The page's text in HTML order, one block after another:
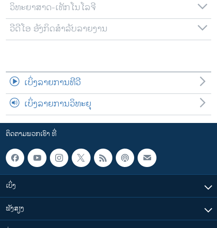
ວິທະຍາສາດ-ເທັກໂນໂລຈີ
ວີດີໂອ ອັງກິດສຳລັບລາຍງານ
ເບິ່ງລາຍການທີວີ
ເບິ່ງລາຍການວິທະຍຸ
ຕິດຕາມພວກເຮົາ ທີ່
ເບິ່ງ
ຟັງສຽງ